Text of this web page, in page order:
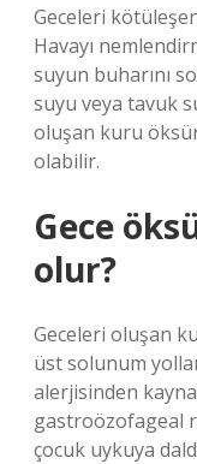
Geceleri
Havayı
suyun buharını
suyu veya tavuk
oluşan kuru
olabilir.
Gece
olur?
Geceleri oluşan
üst solunum
alerjisinden
gastroözofageal
çocuk uykuya